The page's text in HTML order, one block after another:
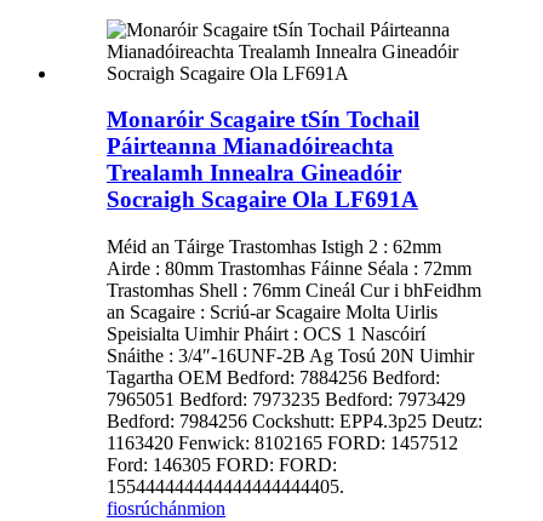
Monaróir Scagaire tSín Tochail
Páirteanna Mianadóireachta
Trealamh Innealra Gineadóir
Socraigh Scagaire Ola LF691A
Méid an Táirge Trastomhas Istigh 2 : 62mm
Airde : 80mm Trastomhas Fáinne Séala : 72mm
Trastomhas Shell : 76mm Cineál Cur i bhFeidhm
an Scagaire : Scriú-ar Scagaire Molta Uirlis
Speisialta Uimhir Pháirt : OCS 1 Nascóirí
Snáithe : 3/4″-16UNF-2B Ag Tosú 20N Uimhir
Tagartha OEM Bedford: 7884256 Bedford:
7965051 Bedford: 7973235 Bedford: 7973429
Bedford: 7984256 Cockshutt: EPP4.3p25 Deutz:
1163420 Fenwick: 8102165 FORD: 1457512
Ford: 146305 FORD: FORD:
155444444444444444444405.
fiosrúchánmion